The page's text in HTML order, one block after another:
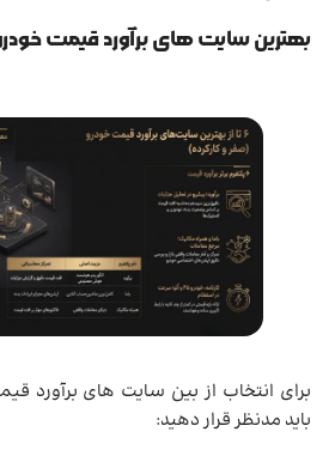
بهترین سایت های برآورد قیمت
برای انتخاب از بین سایت های برآورد
باید مدنظر قرار دهید: